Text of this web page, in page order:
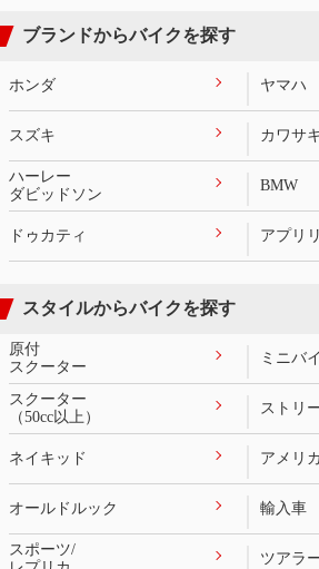
ブランドからバイクを探す
ホンダ ヤマハ
スズキ カワサ
ハーレー
ダビッドソン
BMW
ドゥカティ アプリ
スタイルからバイクを探す
原付
スクーター
ミニバ
スクーター
（50cc以上）
ストリ
ネイキッド アメリ
オールドルック 輸入車
スポーツ/
ツアラ